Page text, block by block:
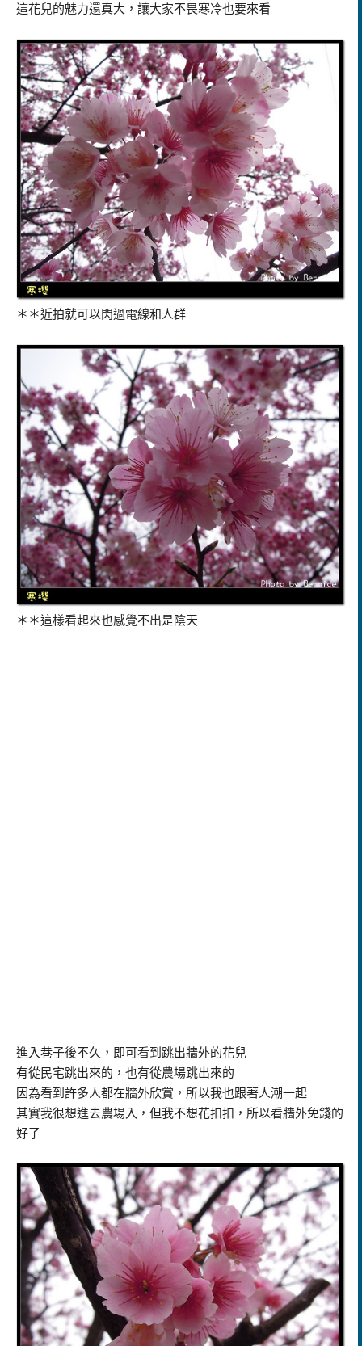
這花兒的魅力還真大，讓大家不畏寒冷也要來看
＊＊近拍就可以閃過電線和人群
＊＊這樣看起來也感覺不出是陰天
進入巷子後不久，即可看到跳出牆外的花兒
有從民宅跳出來的，也有從農場跳出來的
因為看到許多人都在牆外欣賞，所以我也跟著人潮一起
其實我很想進去農場入，但我不想花扣扣，所以看牆外免錢的
好了